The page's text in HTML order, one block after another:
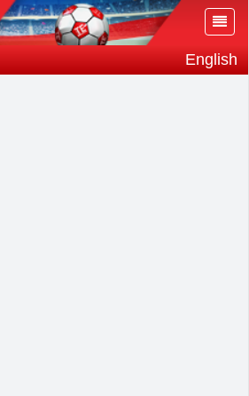
English